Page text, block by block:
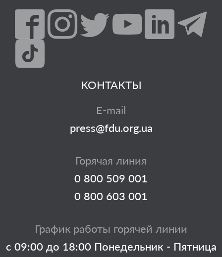
КОНТАКТЫ
E-mail
press@fdu.org.ua
Горячая линия
0 800 509 001
0 800 603 001
График работы горячей линии
с 09:00 до 18:00 Понедельник - Пятница